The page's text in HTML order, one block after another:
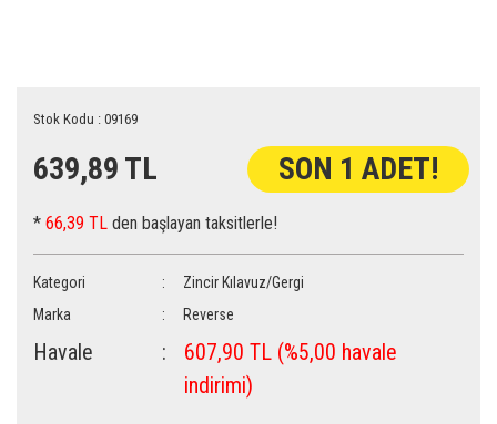
Stok Kodu : 09169
639,89 TL SON 1 ADET!
* 66,39 TL den başlayan taksitlerle!
Kategori
Zincir Kılavuz/Gergi
Marka
Reverse
Havale
607,90 TL (%5,00 havale
indirimi)